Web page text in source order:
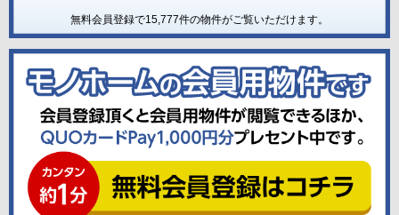
無料会員登録で15,777件の物件がご覧いただけます。